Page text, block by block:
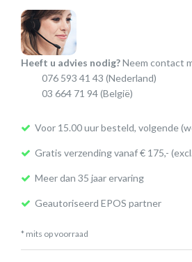
Heeft u advies nodig?Neem contact
076 593 41 43 (Nederland)
03 664 71 94(België)
Voor 15.00 uur besteld, volgende
Gratis verzending vanaf € 175,-
Meer dan 35 jaar ervaring
Geautoriseerd EPOS partner
* mits op voorraad